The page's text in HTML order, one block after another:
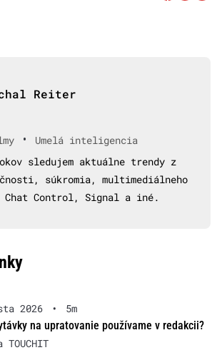
Reiter
•
Umelá inteligencia
sledujem aktuálne trendy z
súkromia, multimediálneho
Chat Control, Signal a iné.
2026 •
5m
na upratovanie používame v redakcii?
TOUCHIT